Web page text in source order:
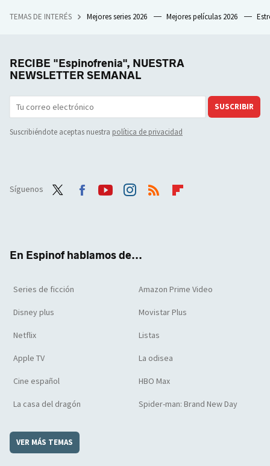
TEMAS DE INTERÉS Mejores series 2026 Mejores películas 2026
RECIBE "Espinofrenia", NUESTRA
NEWSLETTER SEMANAL
SUSCRIBIR
Suscribiéndote aceptas nuestra política de privacidad
Síguenos
En Espinof hablamos de...
Series de ficción Amazon Prime Video
Disney plus Movistar Plus
Netflix Listas
Apple TV La odisea
Cine español HBO Max
La casa del dragón Spider-man: Brand New Day
VER MÁS TEMAS